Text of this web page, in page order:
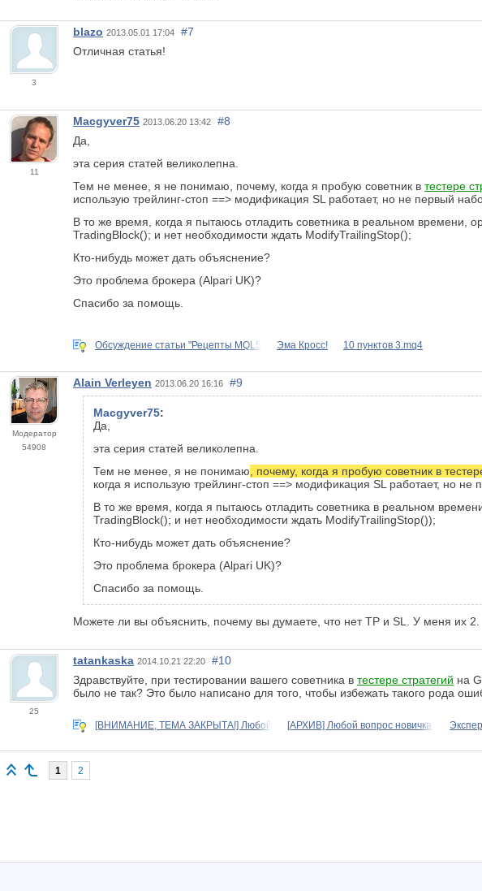
3
blazo 2013.05.01 17:04
#7
Отличная статья!
11
Macgyver75 2013.06.20 13:42
#8
Да,
эта серия статей великолепна.
Тем не менее, я не понимаю, почему, когда я пробую советник в тестере
использую трейлинг-стоп ==> модификация SL работает, но не первый
В то же время, когда я пытаюсь отладить советника в реальном времени,
TradingBlock(); и нет необходимости ждать ModifyTrailingStop();
Кто-нибудь может дать объяснение?
Это проблема брокера (Alpari UK)?
Спасибо за помощь.
Обсуждение статьи "Рецепты MQL5 Эма Кросс! 10 пунктов 3.mq4
Модератор
54908
Alain Verleyen 2013.06.20 16:16 #9
Macgyver75:
Да,
эта серия статей великолепна.
Тем не менее, я не понимаю , почему, когда я пробую советник в
когда я использую трейлинг-стоп ==> модификация SL работает, но не
В то же время, когда я пытаюсь отладить советника в реальном
TradingBlock(); и нет необходимости ждать ModifyTrailingStop());
Кто-нибудь может дать объяснение?
Это проблема брокера (Alpari UK)?
Спасибо за помощь.
Можете ли вы объяснить, почему вы думаете, что нет TP и SL. У меня их 2.
25
tatankaska 2014.10.21 22:20
#10
Здравствуйте, при тестировании вашего советника в тестере стратегий на
было не так? Это было написано для того, чтобы избежать такого рода
[ВНИМАНИЕ, ТЕМА ЗАКРЫТА!] Любой [АРХИВ] Любой вопрос новичка,
1 2